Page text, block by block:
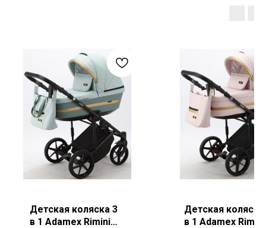
Детская коляска 3
в 1 Adamex Rimini
Детская коляска
в 1 Adamex Rimini